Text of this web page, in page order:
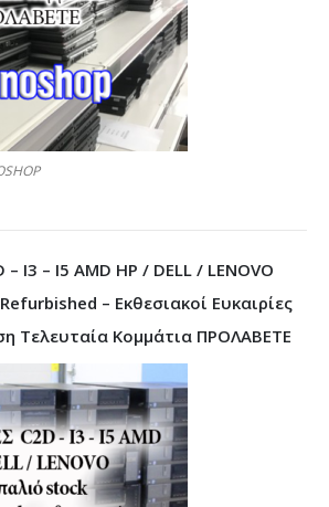
I3 – I5 AMD HP / DELL / LENOVO
– Εκθεσιακοί Ευκαιρίες
Τελευταία Κομμάτια ΠΡΟΛΑΒΕΤΕ